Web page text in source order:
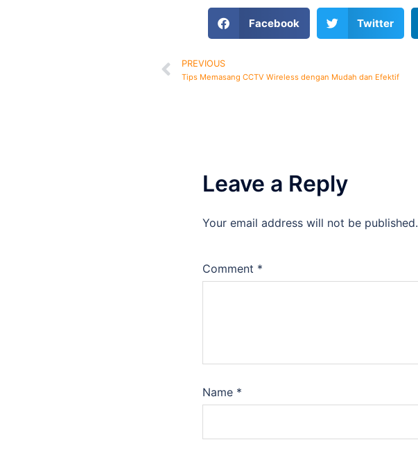
Facebook Twitter
PREVIOUS
Tips Memasang CCTV Wireless dengan Mudah dan Efektif
Leave a Reply
Your email address will not be published.
Comment *
Name *